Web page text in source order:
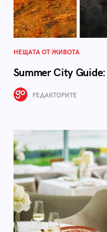
НЕЩАТА ОТ ЖИВОТА
Summer City
РЕДАКТОРИТЕ